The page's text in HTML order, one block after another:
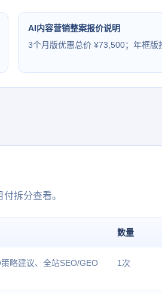
AI内容营销整案报价说明
3个月版优惠总价 ¥73,500；年框版
拆分查看。
数量
略建议、全站SEO/GEO
1次